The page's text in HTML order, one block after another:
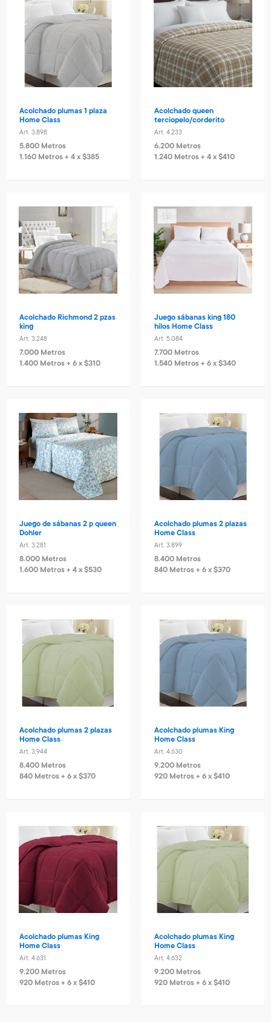
Acolchado plumas 1 plaza
Home Class
Art. 3.898
5.800 Metros
1.160 Metros + 4 x $385
Acolchado queen
terciopelo/corderito
Art. 4.233
6.200 Metros
1.240 Metros + 4 x $410
Acolchado Richmond 2 pzas
king
Art. 3.248
7.000 Metros
1.400 Metros + 6 x $310
Juego sábanas king 180
hilos Home Class
Art. 5.084
7.700 Metros
1.540 Metros + 6 x $340
Juego de sábanas 2 p queen
Dohler
Art. 3.281
8.000 Metros
1.600 Metros + 4 x $530
Acolchado plumas 2 plazas
Home Class
Art. 3.899
8.400 Metros
840 Metros + 6 x $370
Acolchado plumas 2 plazas
Home Class
Art. 3.944
8.400 Metros
840 Metros + 6 x $370
Acolchado plumas King
Home Class
Art. 4.630
9.200 Metros
920 Metros + 6 x $410
Acolchado plumas King
Home Class
Art. 4.631
9.200 Metros
920 Metros + 6 x $410
Acolchado plumas King
Home Class
Art. 4.632
9.200 Metros
920 Metros + 6 x $410